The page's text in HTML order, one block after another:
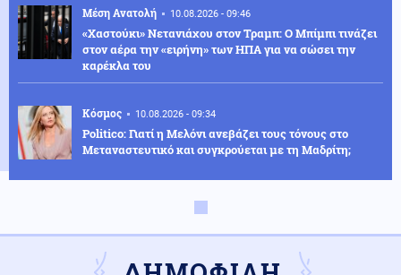
Μέση Ανατολή 10.08.2026 - 09:46
«Χαστούκι» Νετανιάχου στον Τραμπ: Ο Μπίμπι τινάζει
στον αέρα την «ειρήνη» των ΗΠΑ για να σώσει την
καρέκλα του
Κόσμος 10.08.2026 - 09:34
Politico: Γιατί η Μελόνι ανεβάζει τους τόνους στο
Μεταναστευτικό και συγκρούεται με τη Μαδρίτη;